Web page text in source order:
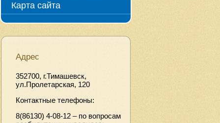
Карта сайта
Адрес
352700, г.Тимашевск,
ул.Пролетарская, 120
Контактные телефоны:
8(86130) 4-08-12 – по вопросам